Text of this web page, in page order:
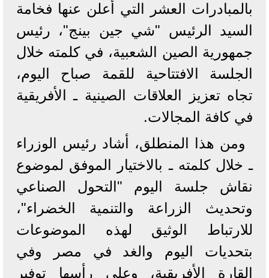
بالمبادرات العشر التي أعلن عنها فخامة
السيد الرئيس "شي جين بينج"، رئيس
جمهورية الصين الشعبية، في كلمته خلال
الجلسة الافتتاحية للقمة صباح اليوم،
تجاه تعزيز العلاقات الصينية ـ الأفريقية
في كافة المجالات.
ومن هذا المنطلق، أشاد رئيس الوزراء
ـ خلال كلمته ـ بالاختيار الموفق لموضوع
نقاش جلسة اليوم "التحول الصناعي
وتحديث الزراعة والتنمية الخضراء"،
للارتباط الوثيق لهذه الموضوعات
بتحديات اليوم والغد في مصر وفي
القارة الأفريقية، وعلى رأسها توفير